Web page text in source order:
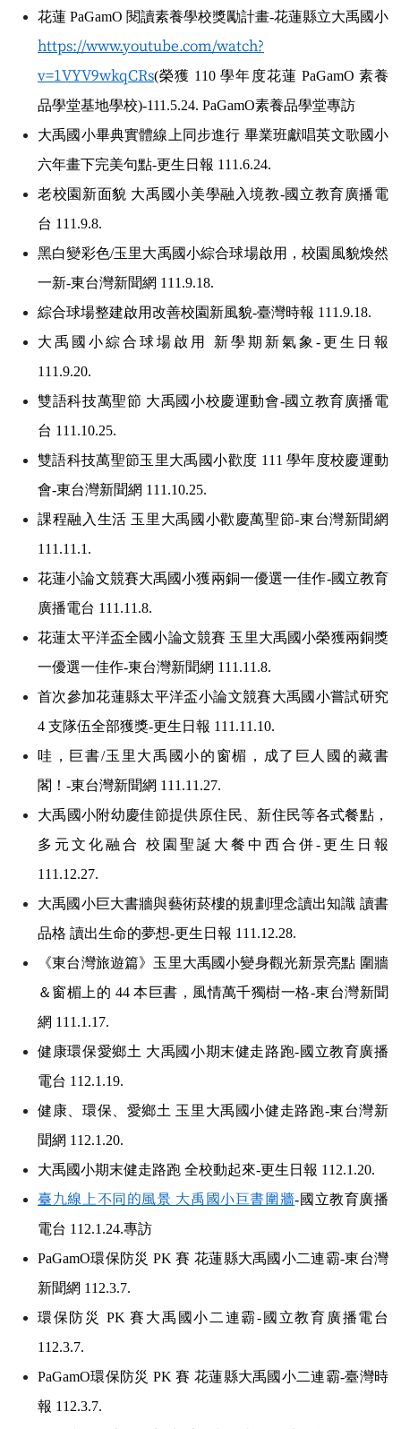
花蓮 PaGamO 閱讀素養學校獎勵計畫-花蓮縣立大禹國小
https://www.youtube.com/watch?
v=1VYV9wkqCRs(榮獲 110 學年度花蓮 PaGamO 素養
品學堂基地學校)-111.5.24. PaGamO素養品學堂專訪
大禹國小畢典實體線上同步進行 畢業班獻唱英文歌國小
六年畫下完美句點-更生日報 111.6.24.
老校園新面貌 大禹國小美學融入境教-國立教育廣播電
台 111.9.8.
黑白變彩色/玉里大禹國小綜合球場啟用，校園風貌煥然
一新-東台灣新聞網 111.9.18.
綜合球場整建啟用改善校園新風貌-臺灣時報 111.9.18.
大禹國小綜合球場啟用 新學期新氣象-更生日報
111.9.20.
雙語科技萬聖節 大禹國小校慶運動會-國立教育廣播電
台 111.10.25.
雙語科技萬聖節玉里大禹國小歡度 111 學年度校慶運動
會-東台灣新聞網 111.10.25.
課程融入生活 玉里大禹國小歡慶萬聖節-東台灣新聞網
111.11.1.
花蓮小論文競賽大禹國小獲兩銅一優選一佳作-國立教育
廣播電台 111.11.8.
花蓮太平洋盃全國小論文競賽 玉里大禹國小榮獲兩銅獎
一優選一佳作-東台灣新聞網 111.11.8.
首次參加花蓮縣太平洋盃小論文競賽大禹國小嘗試研究
4 支隊伍全部獲獎-更生日報 111.11.10.
哇，巨書/玉里大禹國小的窗楣，成了巨人國的藏書
閣！-東台灣新聞網 111.11.27.
大禹國小附幼慶佳節提供原住民、新住民等各式餐點，
多元文化融合 校園聖誕大餐中西合併-更生日報
111.12.27.
大禹國小巨大書牆與藝術菸樓的規劃理念讀出知識 讀書
品格 讀出生命的夢想-更生日報 111.12.28.
《東台灣旅遊篇》玉里大禹國小變身觀光新景亮點 圍牆
＆窗楣上的 44 本巨書，風情萬千獨樹一格-東台灣新聞
網 111.1.17.
健康環保愛鄉土 大禹國小期末健走路跑-國立教育廣播
電台 112.1.19.
健康、環保、愛鄉土 玉里大禹國小健走路跑-東台灣新
聞網 112.1.20.
大禹國小期末健走路跑 全校動起來-更生日報 112.1.20.
臺九線上不同的風景 大禹國小巨書圍牆-國立教育廣播
電台 112.1.24.專訪
PaGamO環保防災 PK 賽 花蓮縣大禹國小二連霸-東台灣
新聞網 112.3.7.
環保防災 PK 賽大禹國小二連霸-國立教育廣播電台
112.3.7.
PaGamO環保防災 PK 賽 花蓮縣大禹國小二連霸-臺灣時
報 112.3.7.